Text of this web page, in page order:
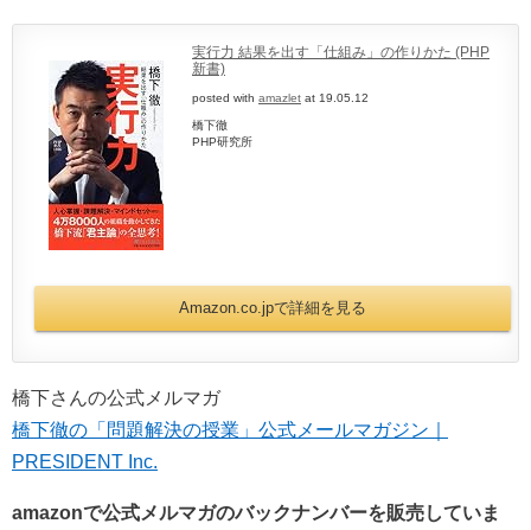
実行力 結果を出す「仕組み」の作りかた (PHP
新書)
posted with amazlet at 19.05.12
橋下徹
PHP研究所
Amazon.co.jpで詳細を見る
橋下さんの公式メルマガ
橋下徹の「問題解決の授業」公式メールマガジン｜
PRESIDENT Inc.
amazonで公式メルマガのバックナンバーを販売していま